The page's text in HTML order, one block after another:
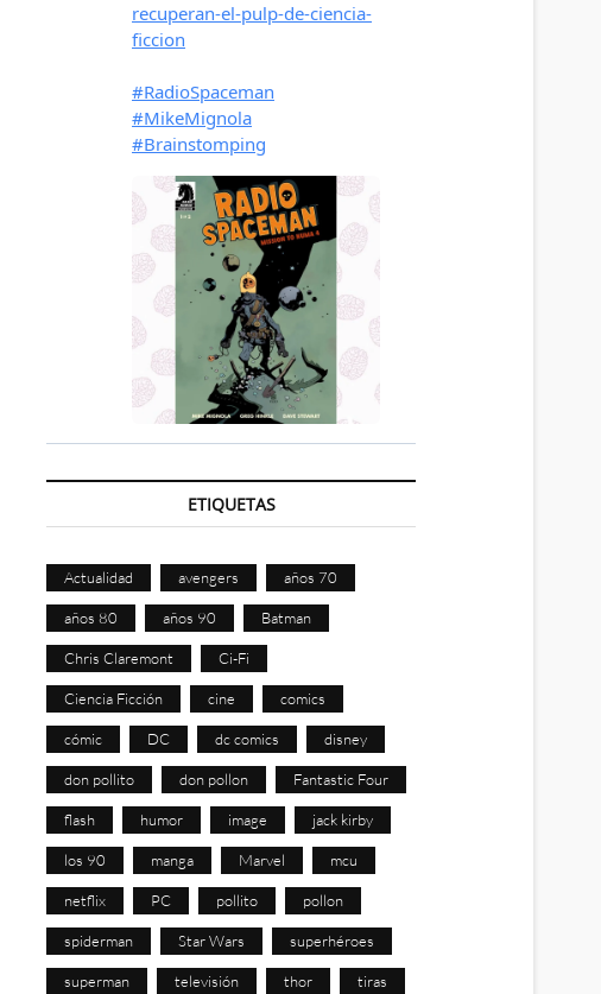
ETIQUETAS
Actualidad avengers años 70
años 80 años 90 Batman
Chris Claremont Ci-Fi
Ciencia Ficción cine comics
cómic DC dc comics disney
don pollito don pollon Fantastic Four
flash humor image jack kirby
los 90 manga Marvel mcu
netflix PC pollito pollon
spiderman Star Wars superhéroes
superman televisión thor tiras